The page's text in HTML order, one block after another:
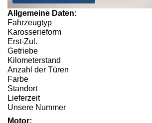
Allgemeine Daten:
Fahrzeugtyp
Karosserieform
Erst-Zul.
Getriebe
Kilometerstand
Anzahl der Türen
Farbe
Standort
Lieferzeit
Unsere Nummer
Motor: